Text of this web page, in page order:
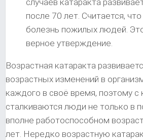
случаев катаракта
после 70 лет. Считается,
болезнь пожилых людей.
верное утверждение.
Возрастная катаракта
возрастных изменений в
каждого в своё время, поэтому с
сталкиваются люди не только в
вполне работоспособном
лет. Нередко возрастную